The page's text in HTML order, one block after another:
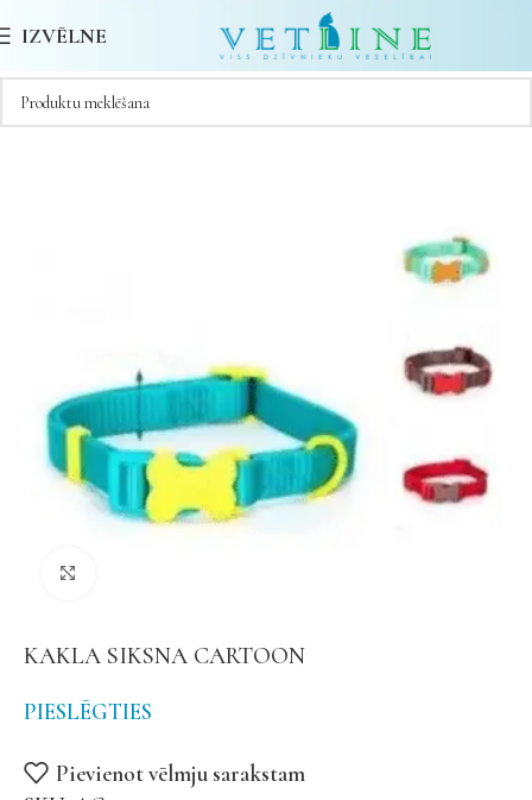
IZVĒLNE
KAKLA SIKSNA CARTOON
PIESLĒGTIES
Pievienot vēlmju sarakstam